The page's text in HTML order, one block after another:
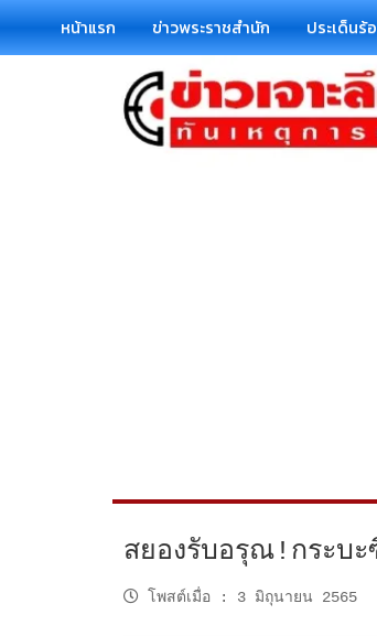
หน้าแรก ข่าวพระราชสำนัก ประเด็นร้
สยองรับอรุณ!กระบะ
โพสต์เมื่อ : 3 มิถุนายน 2565